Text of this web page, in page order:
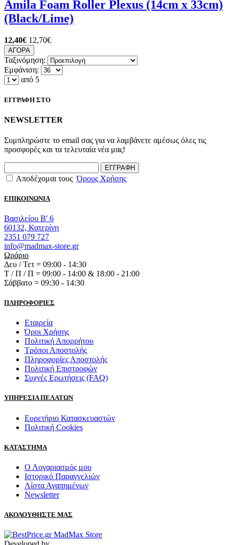
Amila Foam Roller Plexus (14cm x 33cm)
(Black/Lime)
12,40€ 12,70€
ΑΓΟΡΑ
Ταξινόμηση:
Εμφάνιση:
από 5
ΕΓΓΡΑΦΗ ΣΤΟ
NEWSLETTER
Συμπληρώστε το email σας για να λαμβάνετε αμέσως όλες τις
προσφορές και τα τελευταία νέα μας!
ΕΓΓΡΑΦΗ
Αποδέχομαι τουςΌρους Χρήσης
ΕΠΙΚΟΙΝΩΝΙΑ
Βασιλείου Β' 6
60132, Κατερίνη
2351 079 727
info@madmax-store.gr
Ωράριο
Δευ / Τετ = 09:00 - 14:30
Τ / Π / Π = 09:00 - 14:00 & 18:00 - 21:00
Σάββατο = 09:30 - 14:30
ΠΛΗΡΟΦΟΡΙΕΣ
Εταιρεία
Όροι Χρήσης
Πολιτική Απορρήτου
Τρόποι Αποστολής
Πληροφορίες Αποστολής
Πολιτική Επιστροφών
Συχνές Ερωτήσεις (FAQ)
ΥΠΗΡΕΣΙΑ ΠΕΛΑΤΩΝ
Ευρετήριο Κατασκευαστών
Πολιτική Cookies
ΚΑΤΑΣΤΗΜΑ
Ο Λογαριασμός μου
Ιστορικό Παραγγελιών
Λίστα Αγαπημένων
Newsletter
ΑΚΟΛΟΥΘΗΣΤΕ ΜΑΣ